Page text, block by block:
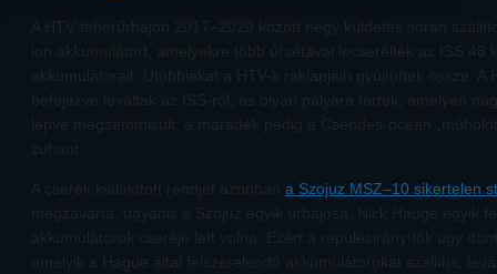
A HTV teherűrhajón 2017–2020 között négy küldetés során
ion akkumulátort, amelyekre több űrsétával lecserélték az ISS 48
akkumulátorait. Utóbbiakat a HTV-k raklapjain gyűjtöttek össze. A
befejezve leváltak az ISS-ről, és olyan pályára tértek, amelyen
lépve megsemmisült, a maradék pedig a Csendes-óceán
zuhant.
A cserék kialakított rendjét azonban a Szojuz MSZ–10 sikertelen
megzavarta, ugyanis a Szojuz egyik űrhajósa, Nick Hauge egyik
akkumulátorok cseréje lett volna. Ezért a repülésirányítók úgy
amelyik a Hague által felszerelendő akkumulátorokat szállítja,